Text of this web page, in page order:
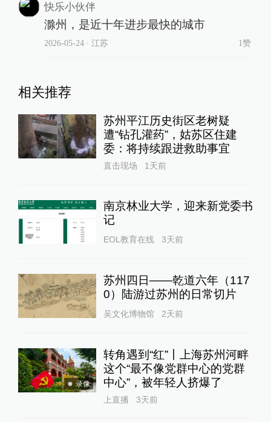
快乐小伙伴
滁州，是近十年进步最快的城市
2026-05-24∙ 江苏 1赞
相关推荐
苏州平江历史街区老树疑
遭“钻孔灌药”，姑苏区住建
委：将持续跟进救助事宜
直击现场 1天前
南京林业大学，迎来新党委书
记
EOL教育在线 3天前
苏州四日——乾道六年（117
0）陆游过苏州的日常切片
吴文化博物馆 2天前
录像
转角遇到“红”丨上海苏州河畔
这个“最不像党群中心的党群
中心”，被年轻人挤爆了
上直播 3天前